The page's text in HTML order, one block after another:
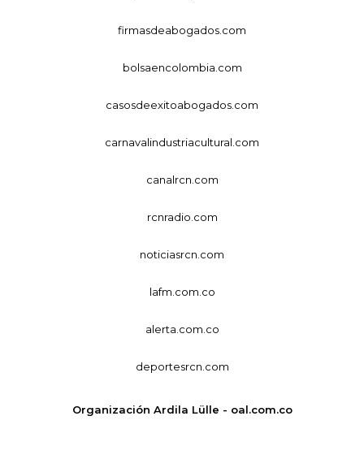
firmasdeabogados.com
bolsaencolombia.com
casosdeexitoabogados.com
carnavalindustriacultural.com
canalrcn.com
rcnradio.com
noticiasrcn.com
lafm.com.co
alerta.com.co
deportesrcn.com
Organización Ardila Lülle - oal.com.co